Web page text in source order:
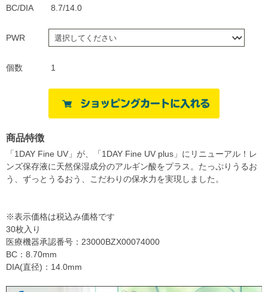
BC/DIA 8.7/14.0
PWR
個数 1
商品特徴
「1DAY Fine UV」が、「1DAY Fine UV plus」にリニューアル！レ
ンズ保存液に天然保湿成分のアルギン酸をプラス。たっぷりうるお
う、ずっとうるおう、こだわりの保水力を実現しました。
※表示価格は税込み価格です
30枚入り
医療機器承認番号：23000BZX00074000
BC：8.70mm
DIA(直径)：14.0mm